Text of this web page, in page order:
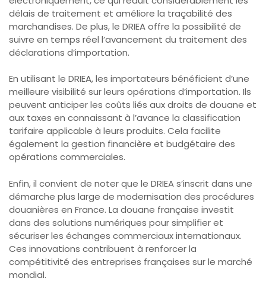
délais de traitement et améliore la traçabilité des
marchandises. De plus, le DRIEA offre la possibilité de
suivre en temps réel l’avancement du traitement des
déclarations d’importation.
En utilisant le DRIEA, les importateurs bénéficient d’une
meilleure visibilité sur leurs opérations d’importation. Ils
peuvent anticiper les coûts liés aux droits de douane et
aux taxes en connaissant à l’avance la classification
tarifaire applicable à leurs produits. Cela facilite
également la gestion financière et budgétaire des
opérations commerciales.
Enfin, il convient de noter que le DRIEA s’inscrit dans une
démarche plus large de modernisation des procédures
douanières en France. La douane française investit
dans des solutions numériques pour simplifier et
sécuriser les échanges commerciaux internationaux.
Ces innovations contribuent à renforcer la
compétitivité des entreprises françaises sur le marché
mondial.